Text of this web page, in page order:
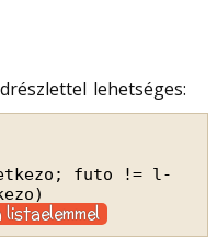
lehetséges:
futo != l-